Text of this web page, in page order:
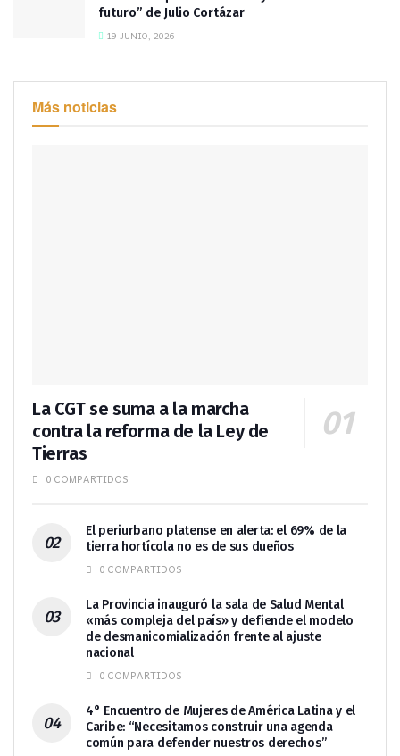
futuro” de Julio Cortázar
19 JUNIO, 2026
Más noticias
La CGT se suma a la marcha
contra la reforma de la Ley de
Tierras
0 COMPARTIDOS
El periurbano platense en alerta: el 69% de la
tierra hortícola no es de sus dueños
0 COMPARTIDOS
La Provincia inauguró la sala de Salud Mental
«más compleja del país» y defiende el modelo
de desmanicomialización frente al ajuste
nacional
0 COMPARTIDOS
4° Encuentro de Mujeres de América Latina y el
Caribe: “Necesitamos construir una agenda
común para defender nuestros derechos”